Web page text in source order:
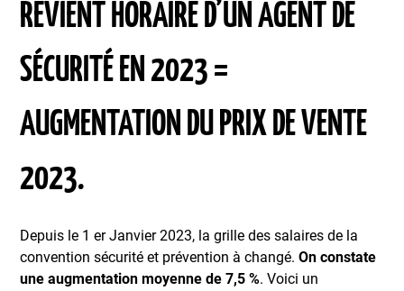
REVIENT HORAIRE D’UN AGENT DE
SÉCURITÉ EN 2023 =
AUGMENTATION DU PRIX DE VENTE
2023.
Depuis le 1 er Janvier 2023, la grille des salaires de la
convention sécurité et prévention à changé.On constate
une augmentation moyenne de 7,5 %. Voici un